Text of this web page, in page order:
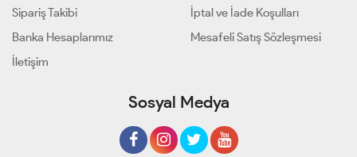
Sipariş Takibi
Banka Hesaplarımız
İletişim
İptal ve İade Koşulları
Mesafeli Satış Sözleşmesi
Sosyal Medya